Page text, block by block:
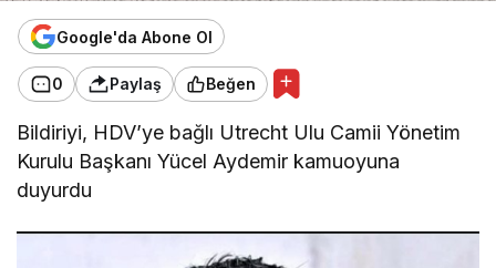
Google'da Abone Ol
0 Paylaş Beğen
Bildiriyi, HDV’ye bağlı Utrecht Ulu Camii Yönetim
Kurulu Başkanı Yücel Aydemir kamuoyuna
duyurdu